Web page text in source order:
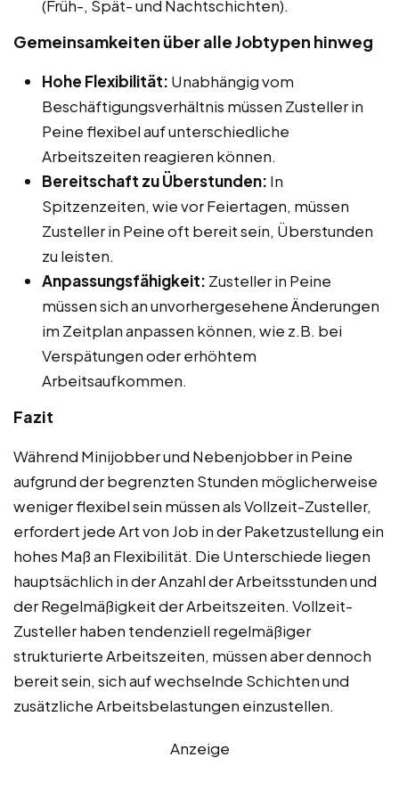
(Früh-, Spät- und Nachtschichten).
Gemeinsamkeiten über alle Jobtypen hinweg
Hohe Flexibilität: Unabhängig vom
Beschäftigungsverhältnis müssen Zusteller in
Peine flexibel auf unterschiedliche
Arbeitszeiten reagieren können.
Bereitschaft zu Überstunden: In
Spitzenzeiten, wie vor Feiertagen, müssen
Zusteller in Peine oft bereit sein, Überstunden
zu leisten.
Anpassungsfähigkeit: Zusteller in Peine
müssen sich an unvorhergesehene Änderungen
im Zeitplan anpassen können, wie z.B. bei
Verspätungen oder erhöhtem
Arbeitsaufkommen.
Fazit
Während Minijobber und Nebenjobber in Peine
aufgrund der begrenzten Stunden möglicherweise
weniger flexibel sein müssen als Vollzeit-Zusteller,
erfordert jede Art von Job in der Paketzustellung ein
hohes Maß an Flexibilität. Die Unterschiede liegen
hauptsächlich in der Anzahl der Arbeitsstunden und
der Regelmäßigkeit der Arbeitszeiten. Vollzeit-
Zusteller haben tendenziell regelmäßiger
strukturierte Arbeitszeiten, müssen aber dennoch
bereit sein, sich auf wechselnde Schichten und
zusätzliche Arbeitsbelastungen einzustellen.
Anzeige